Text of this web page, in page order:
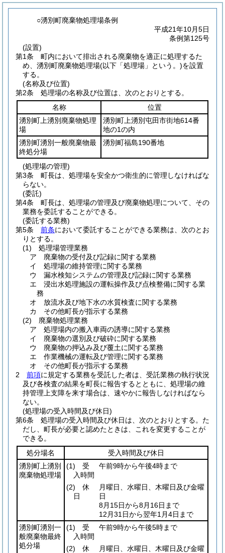
○湧別町廃棄物処理場条例
平成21年10月5日
条例第125号
(設置)
第1条
町内において排出される廃棄物を適正に処理するた
め、湧別町廃棄物処理場(以下「処理場」という。)を設置
する。
(名称及び位置)
第2条
処理場の名称及び位置は、次のとおりとする。
名称
位置
湧別町上湧別廃棄物処理
場
湧別町上湧別屯田市街地614番
地の1の内
湧別町湧別一般廃棄物最
終処分場
湧別町福島190番地
(処理場の管理)
第3条
町長は、処理場を安全かつ衛生的に管理しなければな
らない。
(委託)
第4条
町長は、処理場の管理及び廃棄物処理について、その
業務を委託することができる。
(委託する業務)
第5条
前条において委託することができる業務は、次のとお
りとする。
(1)
処理場管理業務
ア
廃棄物の受付及び記録に関する業務
イ
処理場の維持管理に関する業務
ウ
漏水検知システムの管理及び記録に関する業務
エ
浸出水処理施設の運転操作及び点検整備に関する業
務
オ
放流水及び地下水の水質検査に関する業務
カ
その他町長が指示する業務
(2)
廃棄物処理業務
ア
処理場内の搬入車両の誘導に関する業務
イ
廃棄物の選別及び破砕に関する業務
ウ
廃棄物の押込み及び覆土に関する業務
エ
作業機械の運転及び管理に関する業務
オ
その他町長が指示する業務
2
前項に規定する業務を受託した者は、受託業務の執行状況
及び各検査の結果を町長に報告するとともに、処理場の維
持管理上支障を来す場合は、速やかに報告しなければなら
ない。
(処理場の受入時間及び休日)
第6条
処理場の受入時間及び休日は、次のとおりとする。 た
だし、町長が必要と認めたときは、これを変更することが
できる。
処分場名
受入時間及び休日
湧別町上湧別
廃棄物処理場
(1) 受
入時間
午前9時から午後4時まで
(2) 休
日
月曜日、水曜日、木曜日及び金曜
日
8月15日から8月16日まで
12月31日から翌年1月4日まで
湧別町湧別一
般廃棄物最終
処分場
(1) 受
入時間
午前9時から午後5時まで
(2) 休
月曜日、水曜日、木曜日及び金曜